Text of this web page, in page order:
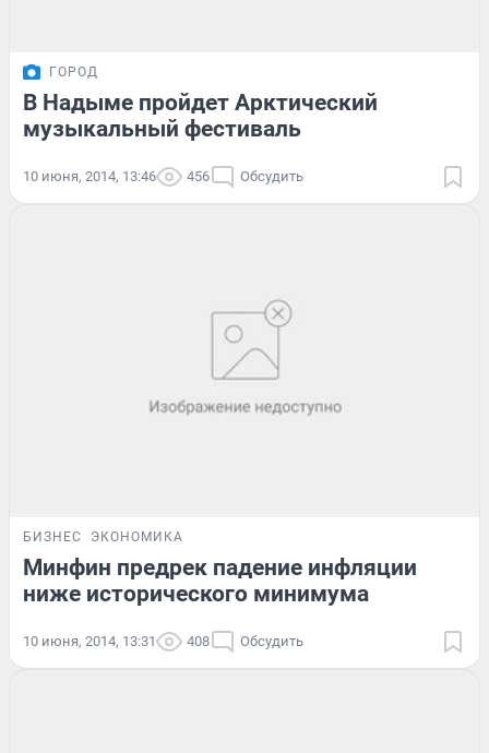
ГОРОД
В Надыме пройдет Арктический
музыкальный фестиваль
10 июня, 2014, 13:46 456 Обсудить
БИЗНЕС ЭКОНОМИКА
Минфин предрек падение инфляции
ниже исторического минимума
10 июня, 2014, 13:31 408 Обсудить